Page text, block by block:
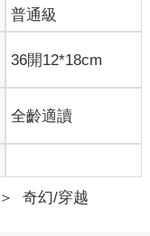
普通級
36開12*18cm
全齡適讀
＞ 奇幻/穿越